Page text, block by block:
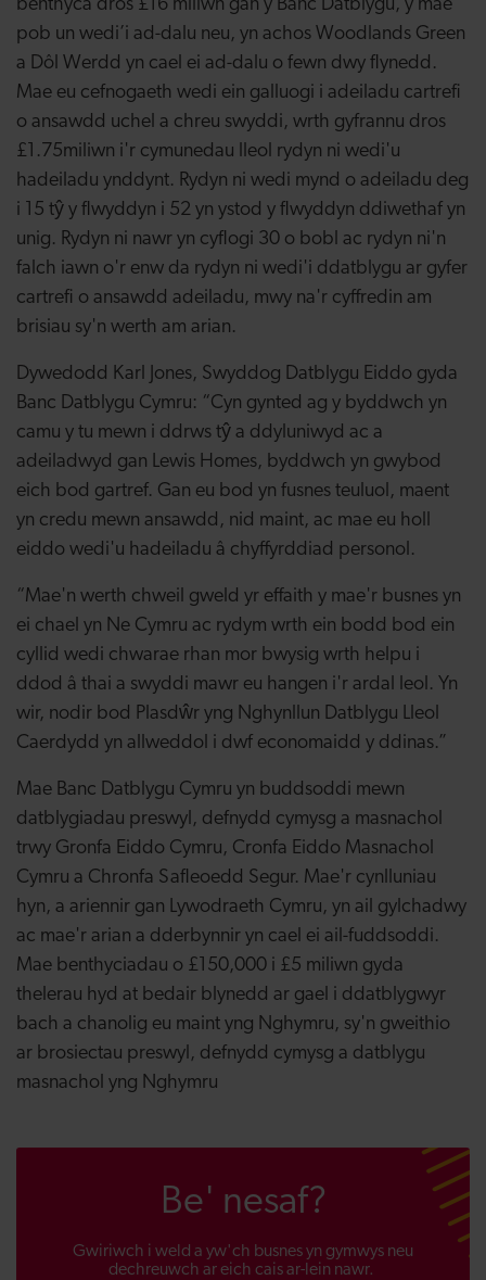
benthyca dros £16 miliwn gan y Banc Datblygu, y mae
pob un wedi’i ad-dalu neu, yn achos Woodlands Green
a Dôl Werdd yn cael ei ad-dalu o fewn dwy flynedd.
Mae eu cefnogaeth wedi ein galluogi i adeiladu cartrefi
o ansawdd uchel a chreu swyddi, wrth gyfrannu dros
£1.75miliwn i'r cymunedau lleol rydyn ni wedi'u
hadeiladu ynddynt. Rydyn ni wedi mynd o adeiladu deg
i 15 tŷ y flwyddyn i 52 yn ystod y flwyddyn ddiwethaf yn
unig. Rydyn ni nawr yn cyflogi 30 o bobl ac rydyn ni'n
falch iawn o'r enw da rydyn ni wedi'i ddatblygu ar gyfer
cartrefi o ansawdd adeiladu, mwy na'r cyffredin am
brisiau sy'n werth am arian.
Dywedodd Karl Jones, Swyddog Datblygu Eiddo gyda
Banc Datblygu Cymru: “Cyn gynted ag y byddwch yn
camu y tu mewn i ddrws tŷ a ddyluniwyd ac a
adeiladwyd gan Lewis Homes, byddwch yn gwybod
eich bod gartref. Gan eu bod yn fusnes teuluol, maent
yn credu mewn ansawdd, nid maint, ac mae eu holl
eiddo wedi'u hadeiladu â chyffyrddiad personol.
“Mae'n werth chweil gweld yr effaith y mae'r busnes yn
ei chael yn Ne Cymru ac rydym wrth ein bodd bod ein
cyllid wedi chwarae rhan mor bwysig wrth helpu i
ddod â thai a swyddi mawr eu hangen i'r ardal leol. Yn
wir, nodir bod Plasdŵr yng Nghynllun Datblygu Lleol
Caerdydd yn allweddol i dwf economaidd y ddinas.”
Mae Banc Datblygu Cymru yn buddsoddi mewn
datblygiadau preswyl, defnydd cymysg a masnachol
trwy Gronfa Eiddo Cymru, Cronfa Eiddo Masnachol
Cymru a Chronfa Safleoedd Segur. Mae'r cynlluniau
hyn, a ariennir gan Lywodraeth Cymru, yn ail gylchadwy
ac mae'r arian a dderbynnir yn cael ei ail-fuddsoddi.
Mae benthyciadau o £150,000 i £5 miliwn gyda
thelerau hyd at bedair blynedd ar gael i ddatblygwyr
bach a chanolig eu maint yng Nghymru, sy'n gweithio
ar brosiectau preswyl, defnydd cymysg a datblygu
masnachol yng Nghymru
Be' nesaf?
Gwiriwch i weld a yw'ch busnes yn gymwys neu
dechreuwch ar eich cais ar-lein nawr.